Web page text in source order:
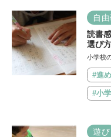
自
読書
選び
小学校
#進
#小
遊び